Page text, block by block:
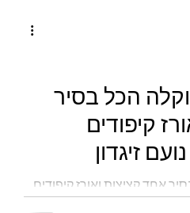
הכל בסיר
קיפודים
זיגדון
אחד קציצות ואורז קיפודים